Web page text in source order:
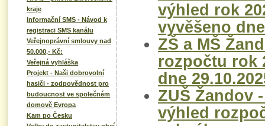
kraje
Informační SMS - Návod k
registraci SMS kanálu
Veřejnoprávní smlouvy nad
50.000,- Kč:
Veřejná vyhláška
Projekt - Naši dobrovolní
hasiči - zodpovědnost pro
budoucnost ve společném
domově Evropa
Kam po Česku
výhled rok
vyvěšeno
ZŠ a MŠ
rozpočtu rok
dne
ZUŠ Žandov
výhled